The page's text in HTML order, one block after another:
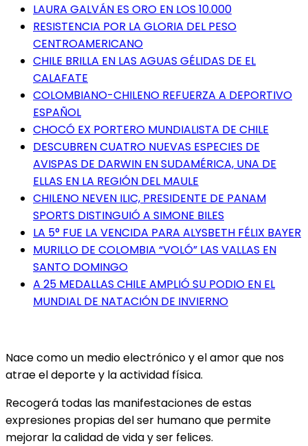
LAURA GALVÁN ES ORO EN LOS 10.000
RESISTENCIA POR LA GLORIA DEL PESO
CENTROAMERICANO
CHILE BRILLA EN LAS AGUAS GÉLIDAS DE EL
CALAFATE
COLOMBIANO-CHILENO REFUERZA A DEPORTIVO
ESPAÑOL
CHOCÓ EX PORTERO MUNDIALISTA DE CHILE
DESCUBREN CUATRO NUEVAS ESPECIES DE
AVISPAS DE DARWIN EN SUDAMÉRICA, UNA DE
ELLAS EN LA REGIÓN DEL MAULE
CHILENO NEVEN ILIC, PRESIDENTE DE PANAM
SPORTS DISTINGUIÓ A SIMONE BILES
LA 5° FUE LA VENCIDA PARA ALYSBETH FÉLIX BAYER
MURILLO DE COLOMBIA “VOLÓ” LAS VALLAS EN
SANTO DOMINGO
A 25 MEDALLAS CHILE AMPLIÓ SU PODIO EN EL
MUNDIAL DE NATACIÓN DE INVIERNO
Nace como un medio electrónico y el amor que nos
atrae el deporte y la actividad física.
Recogerá todas las manifestaciones de estas
expresiones propias del ser humano que permite
mejorar la calidad de vida y ser felices.